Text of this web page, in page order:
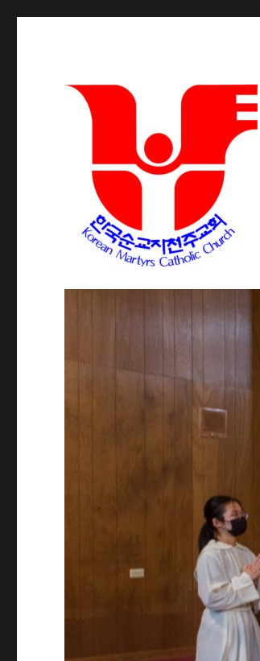
포트워스 한인 성당